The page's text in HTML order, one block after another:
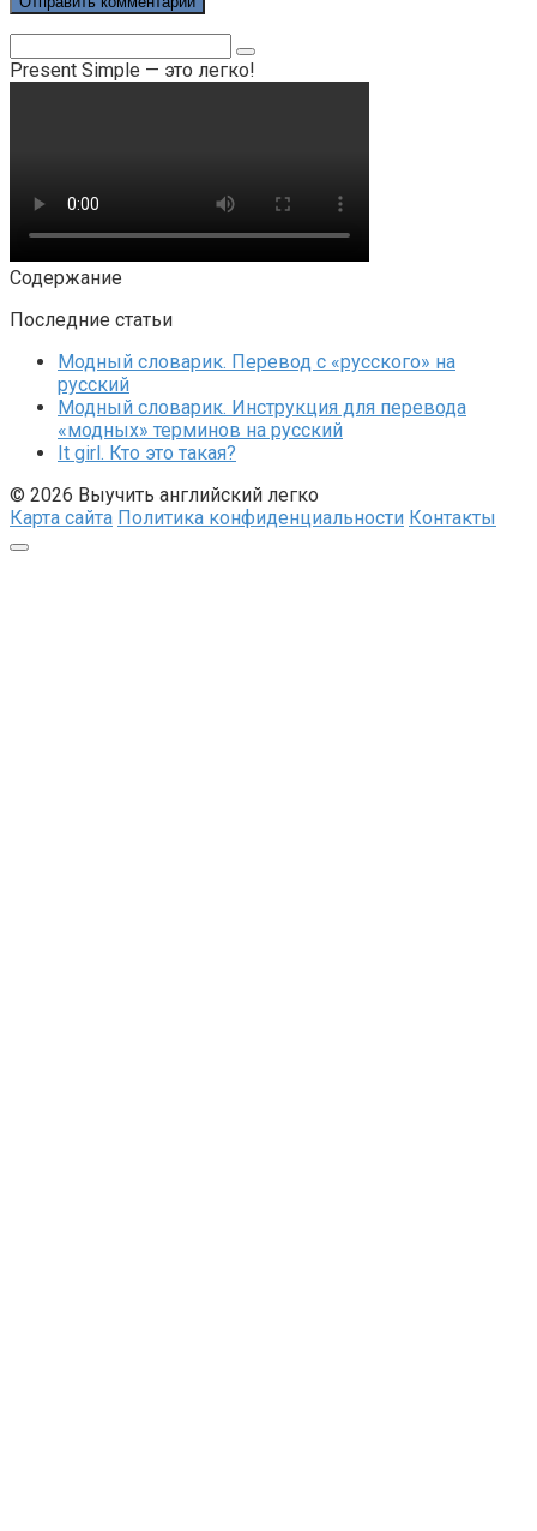
Present Simple — это легко!
Содержание
Последние статьи
Модный словарик. Перевод с «русского» на
русский
Модный словарик. Инструкция для перевода
«модных» терминов на русский
It girl. Кто это такая?
© 2026 Выучить английский легко
Карта сайта Политика конфиденциальности Контакты